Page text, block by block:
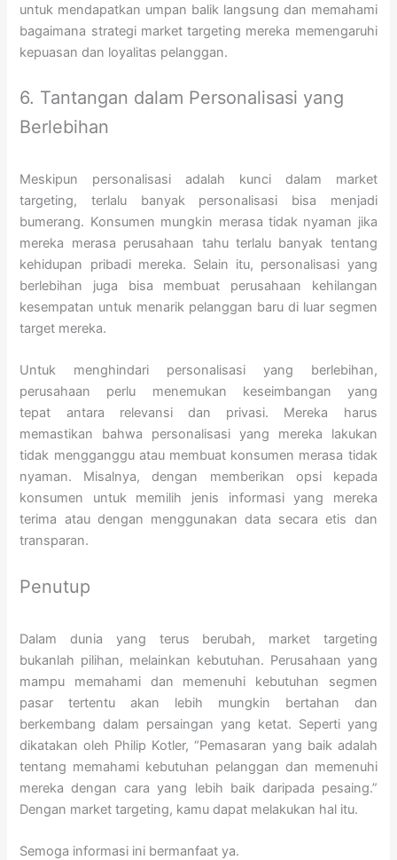
untuk mendapatkan umpan balik langsung dan memahami
bagaimana strategi market targeting mereka memengaruhi
kepuasan dan loyalitas pelanggan.
6. Tantangan dalam Personalisasi yang
Berlebihan
Meskipun personalisasi adalah kunci dalam market
targeting, terlalu banyak personalisasi bisa menjadi
bumerang. Konsumen mungkin merasa tidak nyaman jika
mereka merasa perusahaan tahu terlalu banyak tentang
kehidupan pribadi mereka. Selain itu, personalisasi yang
berlebihan juga bisa membuat perusahaan kehilangan
kesempatan untuk menarik pelanggan baru di luar segmen
target mereka.
Untuk menghindari personalisasi yang berlebihan,
perusahaan perlu menemukan keseimbangan yang
tepat antara relevansi dan privasi. Mereka harus
memastikan bahwa personalisasi yang mereka lakukan
tidak mengganggu atau membuat konsumen merasa tidak
nyaman. Misalnya, dengan memberikan opsi kepada
konsumen untuk memilih jenis informasi yang mereka
terima atau dengan menggunakan data secara etis dan
transparan.
Penutup
Dalam dunia yang terus berubah, market targeting
bukanlah pilihan, melainkan kebutuhan. Perusahaan yang
mampu memahami dan memenuhi kebutuhan segmen
pasar tertentu akan lebih mungkin bertahan dan
berkembang dalam persaingan yang ketat. Seperti yang
dikatakan oleh Philip Kotler, “Pemasaran yang baik adalah
tentang memahami kebutuhan pelanggan dan memenuhi
mereka dengan cara yang lebih baik daripada pesaing.”
Dengan market targeting, kamu dapat melakukan hal itu.
Semoga informasi ini bermanfaat ya.